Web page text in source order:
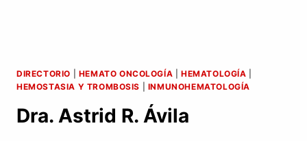
DIRECTORIO HEMATO ONCOLOGÍA |HEMATOLOGÍA
HEMOSTASIA Y TROMBOSIS
INMUNOHEMATOLOGÍA
Dra. Astrid R. Ávila